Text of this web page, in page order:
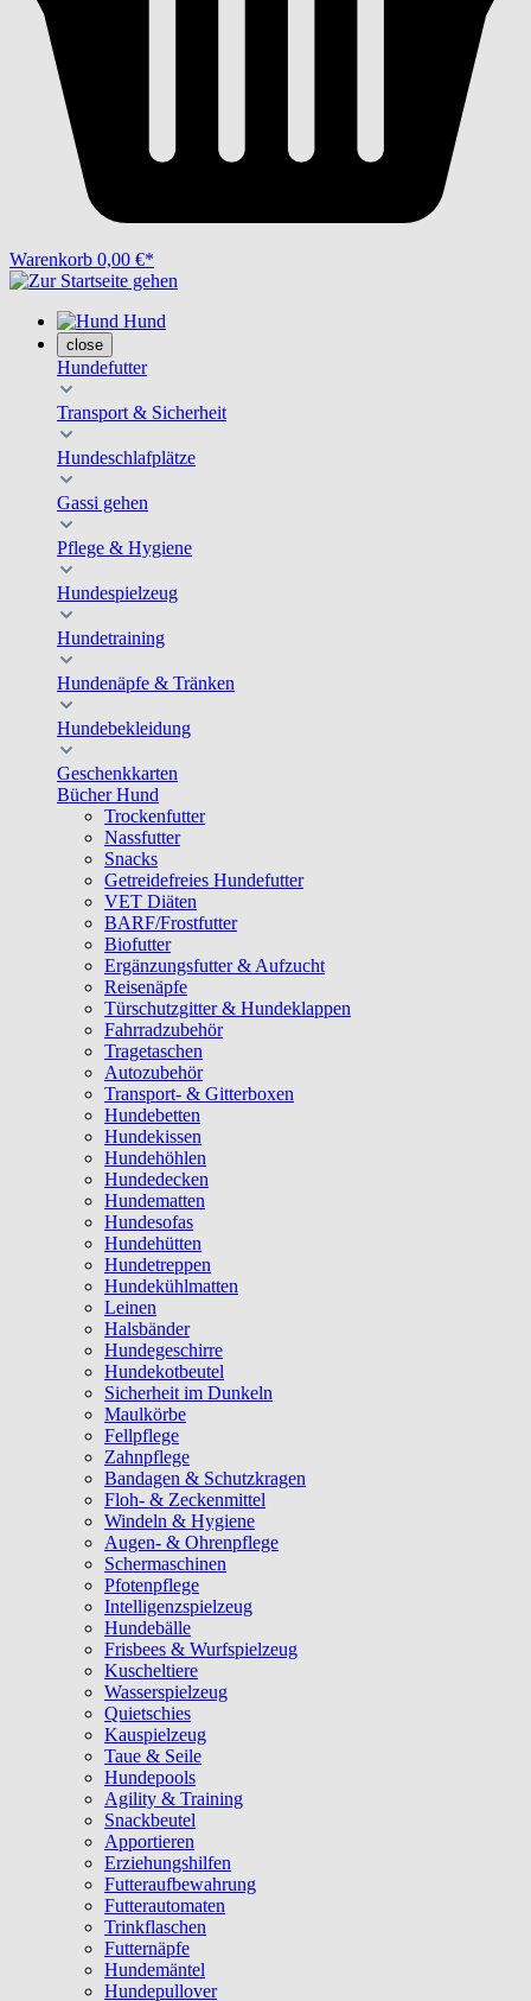
Warenkorb 0,00 €*
Hund
close
Hundefutter
Transport & Sicherheit
Hundeschlafplätze
Gassi gehen
Pflege & Hygiene
Hundespielzeug
Hundetraining
Hundenäpfe & Tränken
Hundebekleidung
Geschenkkarten
Bücher Hund
Trockenfutter
Nassfutter
Snacks
Getreidefreies Hundefutter
VET Diäten
BARF/Frostfutter
Biofutter
Ergänzungsfutter & Aufzucht
Reisenäpfe
Türschutzgitter & Hundeklappen
Fahrradzubehör
Tragetaschen
Autozubehör
Transport- & Gitterboxen
Hundebetten
Hundekissen
Hundehöhlen
Hundedecken
Hundematten
Hundesofas
Hundehütten
Hundetreppen
Hundekühlmatten
Leinen
Halsbänder
Hundegeschirre
Hundekotbeutel
Sicherheit im Dunkeln
Maulkörbe
Fellpflege
Zahnpflege
Bandagen & Schutzkragen
Floh- & Zeckenmittel
Windeln & Hygiene
Augen- & Ohrenpflege
Schermaschinen
Pfotenpflege
Intelligenzspielzeug
Hundebälle
Frisbees & Wurfspielzeug
Kuscheltiere
Wasserspielzeug
Quietschies
Kauspielzeug
Taue & Seile
Hundepools
Agility & Training
Snackbeutel
Apportieren
Erziehungshilfen
Futteraufbewahrung
Futterautomaten
Trinkflaschen
Futternäpfe
Hundemäntel
Hundepullover